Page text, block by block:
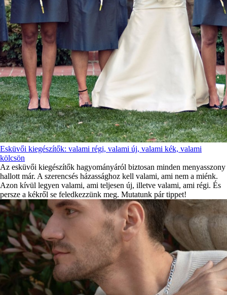
Esküvői kiegészítők: valami régi, valami új, valami kék, valami
kölcsön
Az esküvői kiegészítők hagyományáról biztosan minden menyasszony
hallott már. A szerencsés házassághoz kell valami, ami nem a miénk.
Azon kívül legyen valami, ami teljesen új, illetve valami, ami régi. És
persze a kékről se feledkezzünk meg. Mutatunk pár tippet!